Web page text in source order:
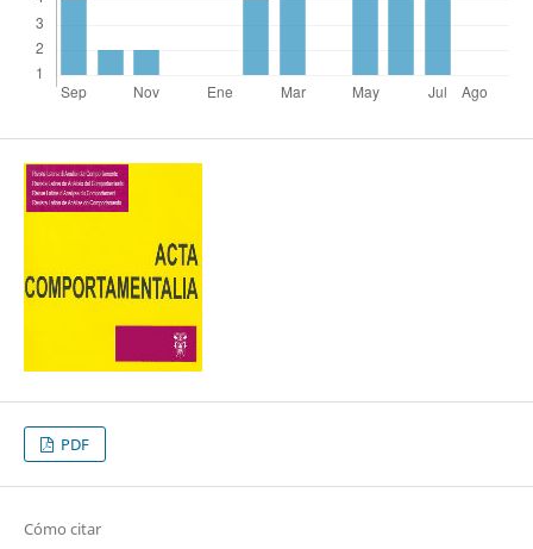
PDF
Cómo citar